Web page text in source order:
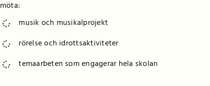
möta:
musik och musikalprojekt
rörelse och idrottsaktiviteter
temaarbeten som engagerar hela skolan